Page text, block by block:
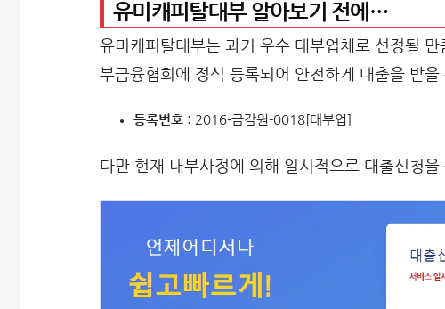
유미캐피탈대부 알아보기 전에…
유미캐피탈대부는 과거 우수 대부업체로 선정될
부금융협회에 정식 등록되어 안전하게 대출을 받을
등록번호: 2016-금감원-0018[대부업]
다만 현재 내부사정에 의해 일시적으로 대출신청을